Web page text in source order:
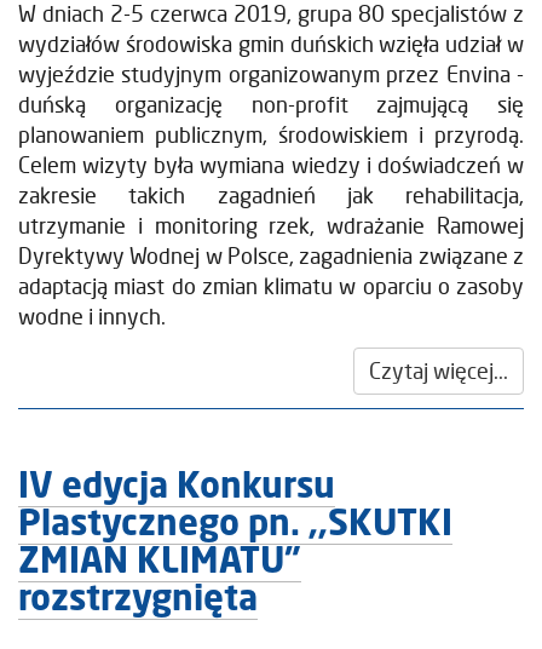
W dniach 2-5 czerwca 2019, grupa 80 specjalistów z
wydziałów środowiska gmin duńskich wzięła udział w
wyjeździe studyjnym organizowanym przez Envina -
duńską organizację non-profit zajmującą się
planowaniem publicznym, środowiskiem i przyrodą.
Celem wizyty była wymiana wiedzy i doświadczeń w
zakresie takich zagadnień jak rehabilitacja,
utrzymanie i monitoring rzek, wdrażanie Ramowej
Dyrektywy Wodnej w Polsce, zagadnienia związane z
adaptacją miast do zmian klimatu w oparciu o zasoby
wodne i innych.
Czytaj więcej...
IV edycja Konkursu
Plastycznego pn. ,,SKUTKI
ZMIAN KLIMATU”
rozstrzygnięta